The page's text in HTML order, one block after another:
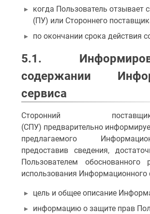
когда Пользователь отзывает
(ПУ) или Стороннего
по окончании срока действия
5.1.
содержании
сервиса
Сторонний
(СПУ) предварительно
предлагаемого
предоставив сведения,
Пользователем
использования Информационного
цель и общее описание
информацию о защите прав